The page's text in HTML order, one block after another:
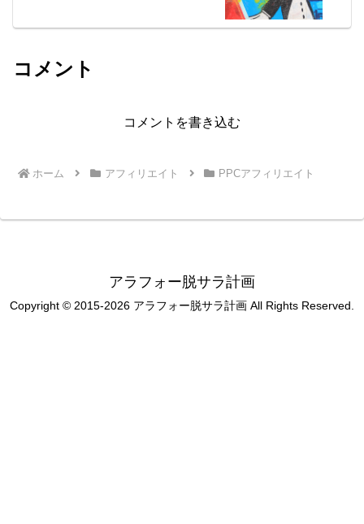
コメント
コメントを書き込む
ホーム アフィリエイト PPCアフィリエイト
アラフォー脱サラ計画
Copyright © 2015-2026 アラフォー脱サラ計画 All Rights Reserved.